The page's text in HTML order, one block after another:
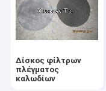
Χειρουργικός
Οθόνη φίλτρων
Δίσκος φίλτρων
πλέγματος
καλωδίων